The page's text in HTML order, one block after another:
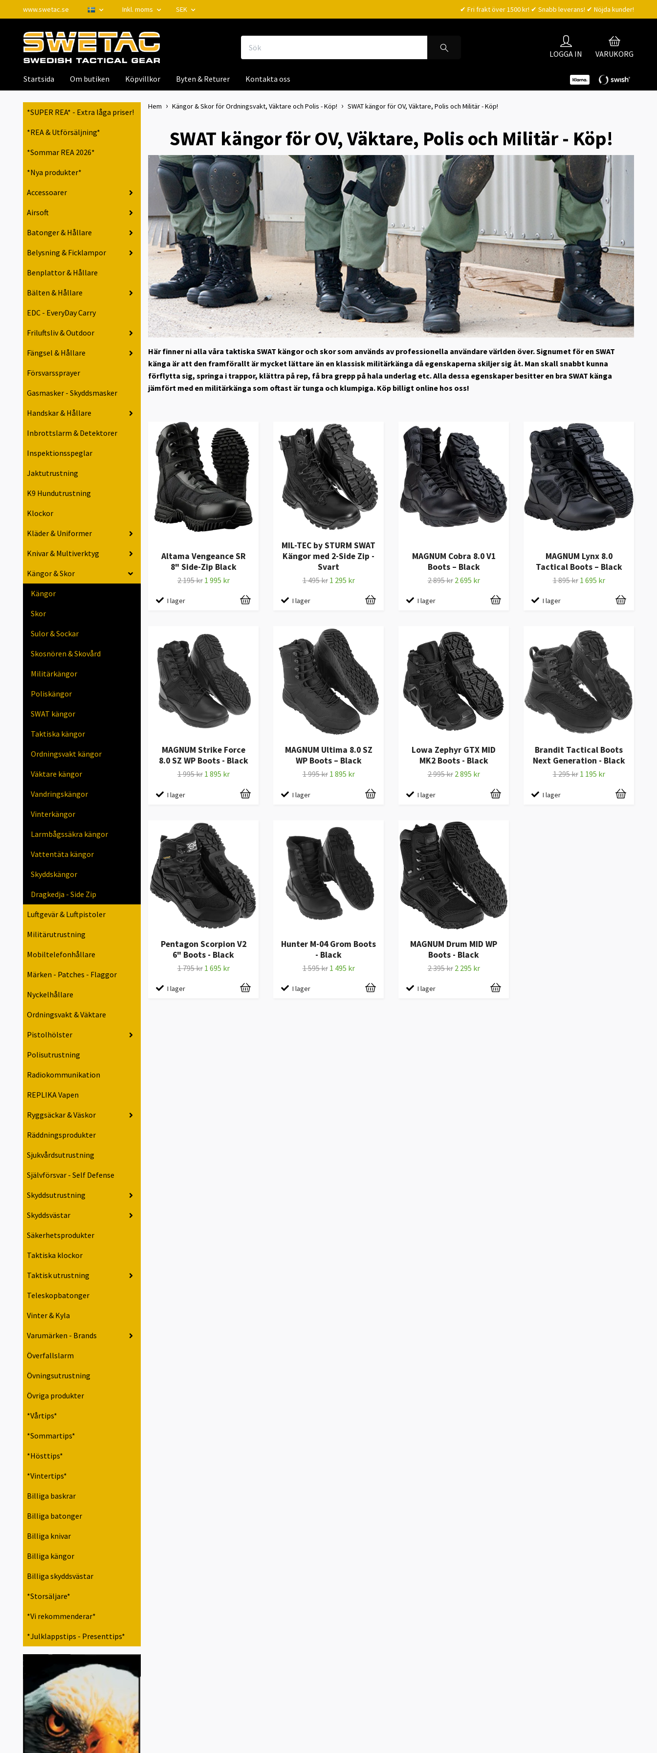
www.swetac.se Inkl. moms SEK ✔ Fri frakt över 1500 kr! ✔ Snabb leverans! ✔ Nöjda kunder!
LOGGA IN VARUKORG
Startsida Om butiken Köpvillkor Byten & Returer Kontakta oss
*SUPER REA* - Extra låga priser!
*REA & Utförsäljning*
*Sommar REA 2026*
*Nya produkter*
Accessoarer
Airsoft
Batonger & Hållare
Belysning & Ficklampor
Benplattor & Hållare
Bälten & Hållare
EDC - EveryDay Carry
Friluftsliv & Outdoor
Fängsel & Hållare
Försvarssprayer
Gasmasker - Skyddsmasker
Handskar & Hållare
Inbrottslarm & Detektorer
Inspektionsspeglar
Jaktutrustning
K9 Hundutrustning
Klockor
Kläder & Uniformer
Knivar & Multiverktyg
Kängor & Skor
Kängor
Skor
Sulor & Sockar
Skosnören & Skovård
Militärkängor
Poliskängor
SWAT kängor
Taktiska kängor
Ordningsvakt kängor
Väktare kängor
Vandringskängor
Vinterkängor
Larmbågssäkra kängor
Vattentäta kängor
Skyddskängor
Dragkedja - Side Zip
Luftgevär & Luftpistoler
Militärutrustning
Mobiltelefonhållare
Märken - Patches - Flaggor
Nyckelhållare
Ordningsvakt & Väktare
Pistolhölster
Polisutrustning
Radiokommunikation
REPLIKA Vapen
Ryggsäckar & Väskor
Räddningsprodukter
Sjukvårdsutrustning
Självförsvar - Self Defense
Skyddsutrustning
Skyddsvästar
Säkerhetsprodukter
Taktiska klockor
Taktisk utrustning
Teleskopbatonger
Vinter & Kyla
Varumärken - Brands
Överfallslarm
Övningsutrustning
Övriga produkter
*Vårtips*
*Sommartips*
*Hösttips*
*Vintertips*
Billiga baskrar
Billiga batonger
Billiga knivar
Billiga kängor
Billiga skyddsvästar
*Storsäljare*
*Vi rekommenderar*
*Julklappstips - Presenttips*
Hem Kängor & Skor för Ordningsvakt, Väktare och Polis - Köp! SWAT kängor för OV, Väktare, Polis och Militär - Köp!
SWAT kängor för OV, Väktare, Polis och Militär - Köp!
Här finner ni alla våra taktiska SWAT kängor och skor som används av professionella användare världen över. Signumet för en SWAT
känga är att den framförallt är mycket lättare än en klassisk militärkänga då egenskaperna skiljer sig åt. Man skall snabbt kunna
förflytta sig, springa i trappor, klättra på rep, få bra grepp på hala underlag etc. Alla dessa egenskaper besitter en bra SWAT känga
jämfört med en militärkänga som oftast är tunga och klumpiga. Köp billigt online hos oss!
Altama Vengeance SR
8" Side-Zip Black
2 195 kr 1 995 kr
I lager
MIL-TEC by STURM SWAT
Kängor med 2-Side Zip -
Svart
1 495 kr 1 295 kr
I lager
MAGNUM Cobra 8.0 V1
Boots – Black
2 895 kr 2 695 kr
I lager
MAGNUM Lynx 8.0
Tactical Boots – Black
1 895 kr 1 695 kr
I lager
MAGNUM Strike Force
8.0 SZ WP Boots - Black
1 995 kr 1 895 kr
I lager
MAGNUM Ultima 8.0 SZ
WP Boots – Black
1 995 kr 1 895 kr
I lager
Lowa Zephyr GTX MID
MK2 Boots - Black
2 995 kr 2 895 kr
I lager
Brandit Tactical Boots
Next Generation - Black
1 295 kr 1 195 kr
I lager
Pentagon Scorpion V2
6" Boots - Black
1 795 kr 1 695 kr
I lager
Hunter M-04 Grom Boots
- Black
1 595 kr 1 495 kr
I lager
MAGNUM Drum MID WP
Boots - Black
2 395 kr 2 295 kr
I lager